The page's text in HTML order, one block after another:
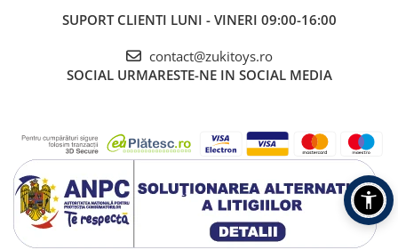
SUPORT CLIENTI LUNI - VINERI 09:00-16:00
contact@zukitoys.ro
SOCIAL URMARESTE-NE IN SOCIAL MEDIA